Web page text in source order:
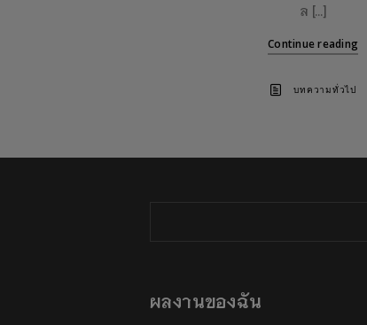
ล […]
Continue reading
บทความทั่วไป
ผลงานของฉัน